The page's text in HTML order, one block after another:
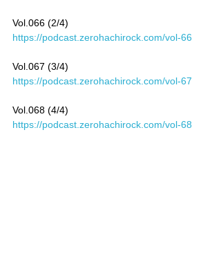
Vol.066 (2/4)
https://podcast.zerohachirock.com/vol-66
Vol.067 (3/4)
https://podcast.zerohachirock.com/vol-67
Vol.068 (4/4)
https://podcast.zerohachirock.com/vol-68